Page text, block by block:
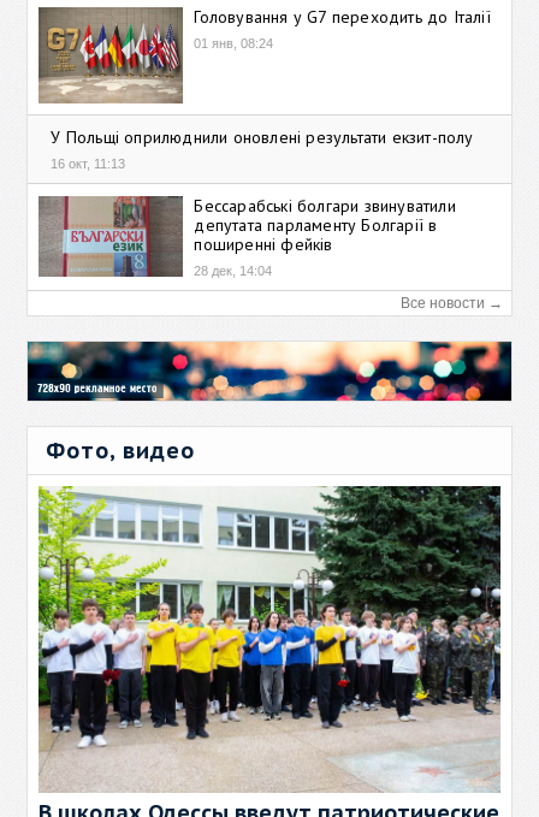
Головування у G7 переходить до Італії
01 янв, 08:24
У Польщі оприлюднили оновлені результати екзит-полу
16 окт, 11:13
Бессарабські болгари звинуватили
депутата парламенту Болгарії в
поширенні фейків
28 дек, 14:04
Все новости →
Фото, видео